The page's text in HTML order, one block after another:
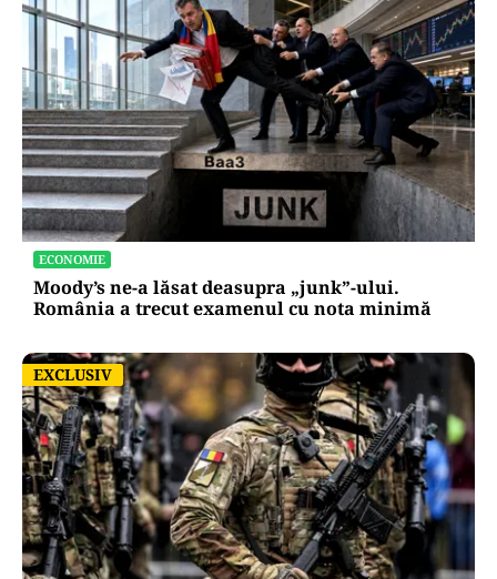
ECONOMIE
Moody’s ne-a lăsat deasupra „junk”-ului.
România a trecut examenul cu nota minimă
EXCLUSIV
EXCLUSIV